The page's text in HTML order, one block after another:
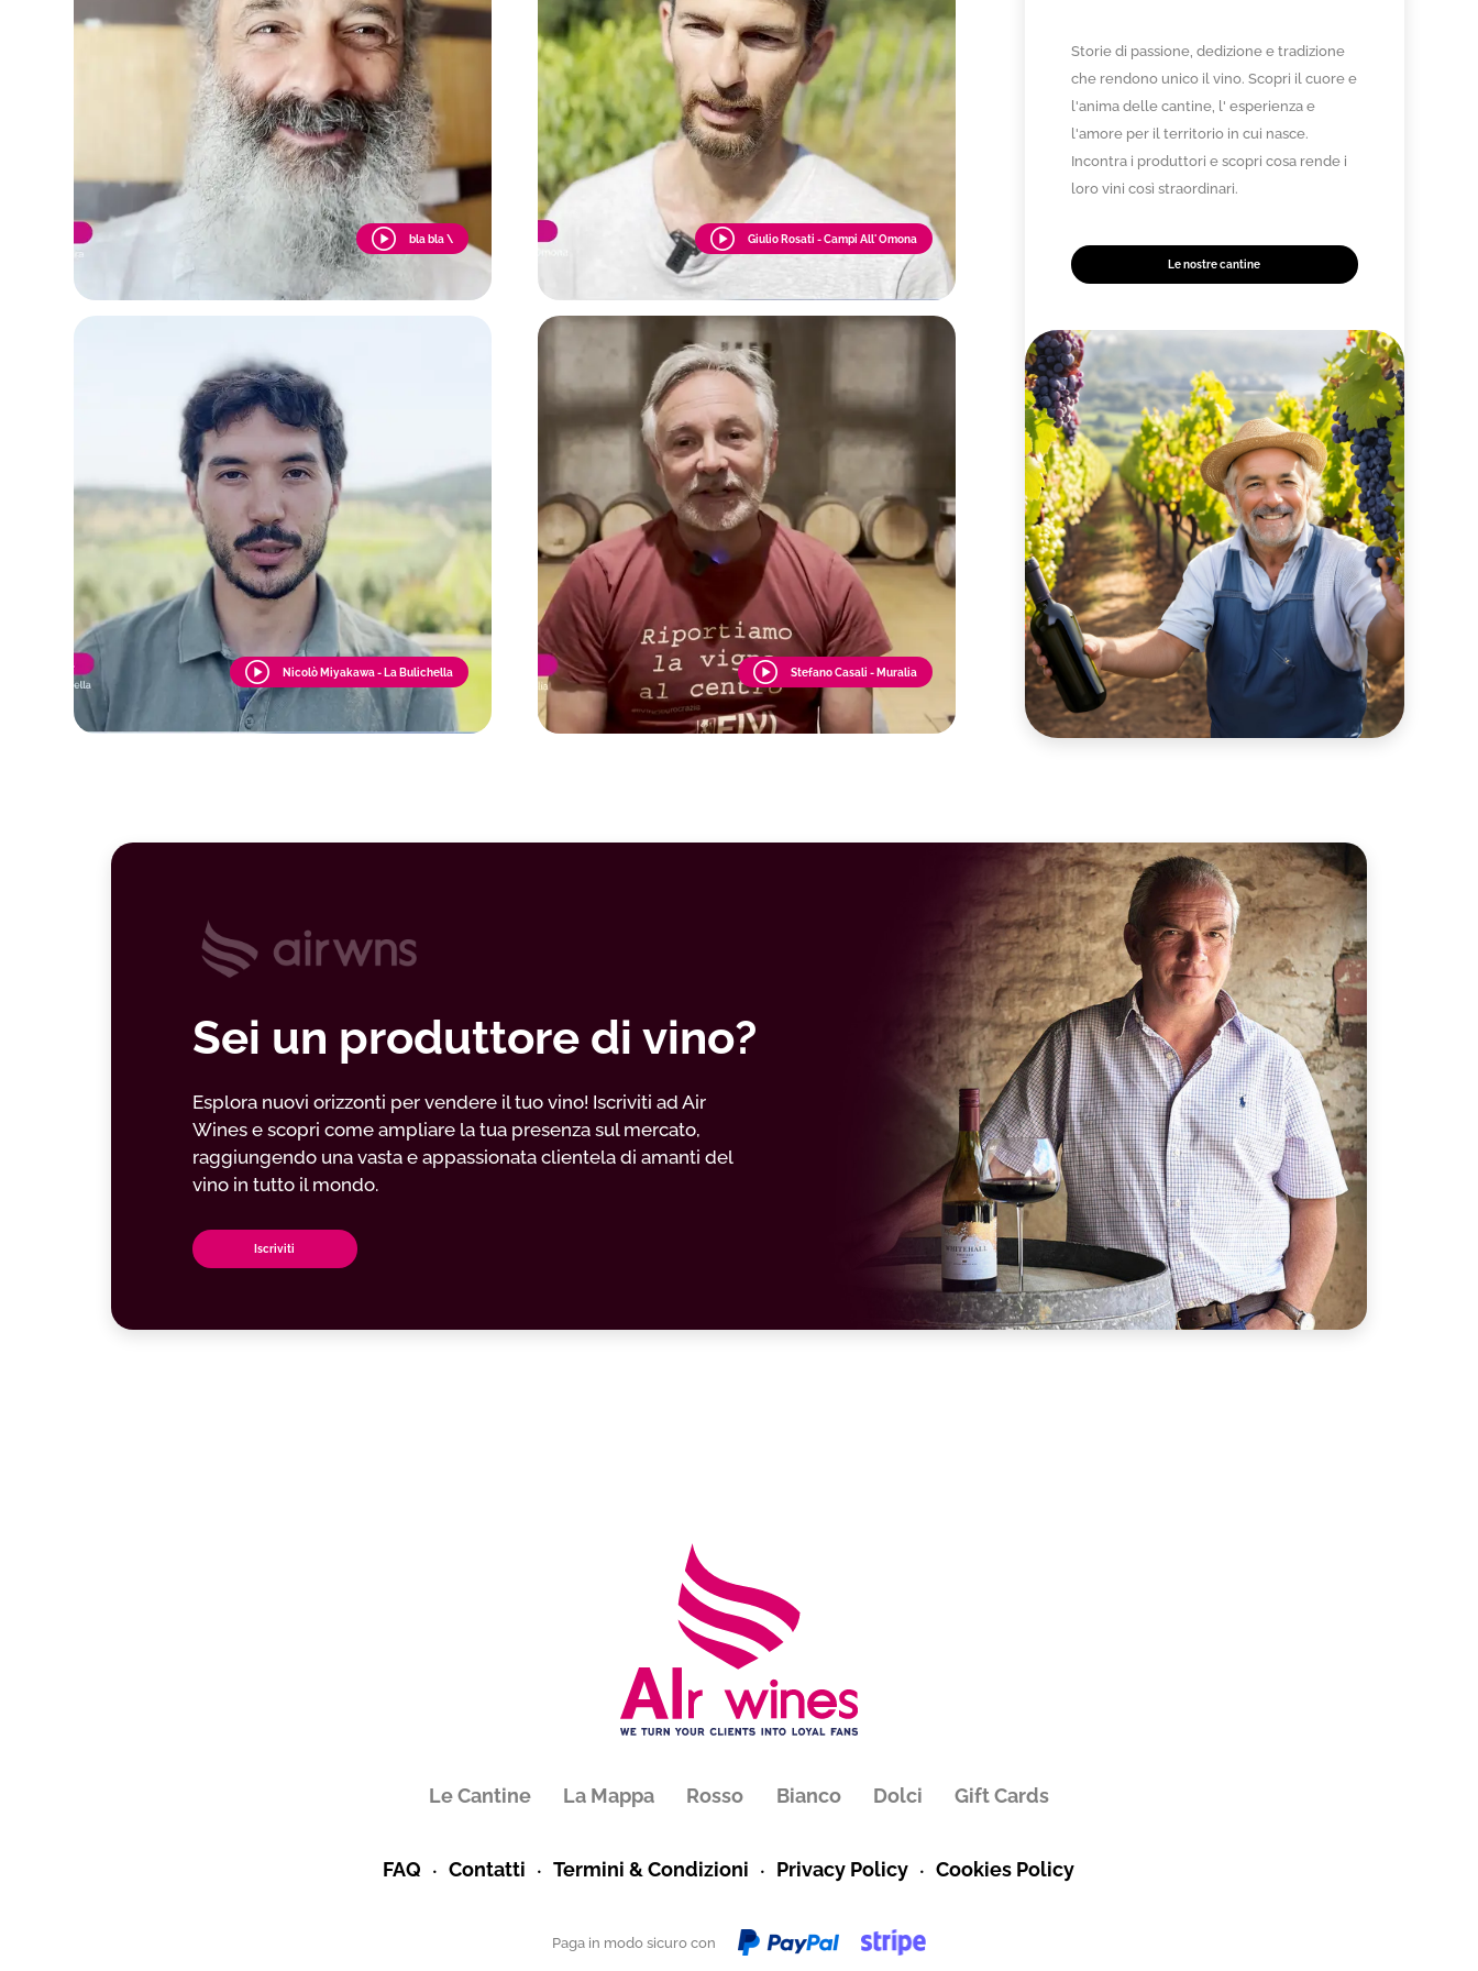
bla bla \ Giulio Rosati - Campi All' Omona
Nicolò Miyakawa - La Bulichella Stefano Casali - Muralia
Storie di passione, dedizione e tradizione
che rendono unico il vino. Scopri il cuore e
l'anima delle cantine, l' esperienza e
l'amore per il territorio in cui nasce.
Incontra i produttori e scopri cosa rende i
loro vini così straordinari.
Le nostre cantine
Sei un produttore di vino?
Esplora nuovi orizzonti per vendere il tuo vino! Iscriviti ad Air
Wines e scopri come ampliare la tua presenza sul mercato,
raggiungendo una vasta e appassionata clientela di amanti del
vino in tutto il mondo.
Iscriviti
Le Cantine La Mappa Rosso Bianco Dolci Gift Cards
FAQ Contatti Termini & Condizioni Privacy Policy Cookies Policy
Paga in modo sicuro con